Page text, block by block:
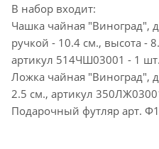
В набор входит:
Чашка чайная "Виноград",
ручкой - 10.4 см., высота -
артикул 514ЧШ03001 - 1
Ложка чайная "Виноград",
2.5 см., артикул
Подарочный футляр арт.